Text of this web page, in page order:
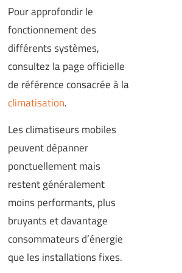
Pour approfondir le
fonctionnement des
différents systèmes,
consultez la page officielle
de référence consacrée à la
climatisation.
Les climatiseurs mobiles
peuvent dépanner
ponctuellement mais
restent généralement
moins performants, plus
bruyants et davantage
consommateurs d’énergie
que les installations fixes.